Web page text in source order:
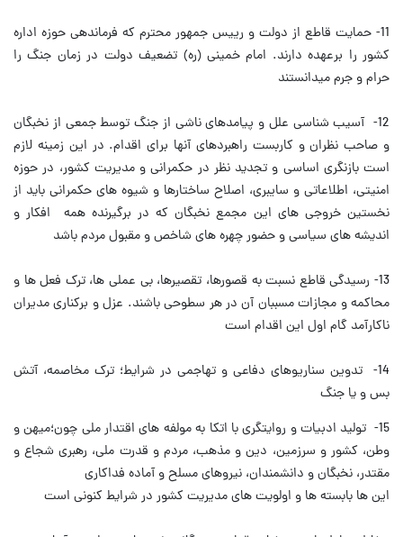
11- حمايت قاطع از دولت و رييس جمهور محترم كه فرماندهى حوزه اداره
كشور را برعهده دارند. امام خمينى (ره) تضعيف دولت در زمان جنگ را
حرام و جرم ميدانستند
12- آسيب شناسى علل و پيامدهاى ناشى از جنگ توسط جمعى از نخبگان
و صاحب نظران و كاربست راهبردهاى آنها براى اقدام. در اين زمينه لازم
است بازنگرى اساسى و تجديد نظر در حكمرانى و مديريت كشور، در حوزه
امنيتى، اطلاعاتى و سايبرى، اصلاح ساختارها و شيوه هاى حكمرانى بايد از
نخستين خروجى هاى اين مجمع نخبگان كه در برگيرنده همه افكار و
انديشه هاى سياسى و حضور چهره هاى شاخص و مقبول مردم باشد
13- رسيدگى قاطع نسبت به قصورها، تقصيرها، بى عملى ها، ترک فعل ها و
محاكمه و مجازات مسببان آن در هر سطوحى باشند. عزل و بركنارى مديران
ناكارآمد گام اول اين اقدام است
14- تدوين سناريوهاى دفاعى و تهاجمى در شرايط؛ ترک مخاصمه، آتش
بس و يا جنگ
15- توليد ادبيات و روايتگرى با اتكا به مولفه هاى اقتدار ملى چون؛ميهن و
وطن، كشور و سرزمين، دين و مذهب، مردم و قدرت ملى، رهبرى شجاع و
مقتدر، نخبگان و دانشمندان، نيروهاى مسلح و آماده فداكارى
اين ها بابسته ها و اولويت هاى مديريت كشور در شرايط كنونى است